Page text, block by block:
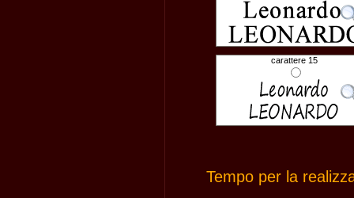
carattere 15
Tempo per la